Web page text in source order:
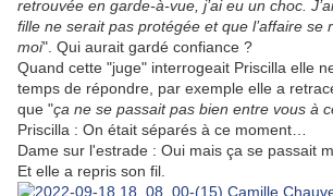
retrouvée en garde-à-vue, j’ai eu un choc.
fille ne serait pas protégée et que l’affaire se
moi". Qui aurait gardé confiance ?
Quand cette "juge" interrogeait Priscilla elle
temps de répondre, par exemple elle a
que "ça ne se passait pas bien entre vous à
Priscilla : On était séparés à ce moment…
Dame sur l'estrade : Oui mais ça se passait
Et elle a repris son fil.